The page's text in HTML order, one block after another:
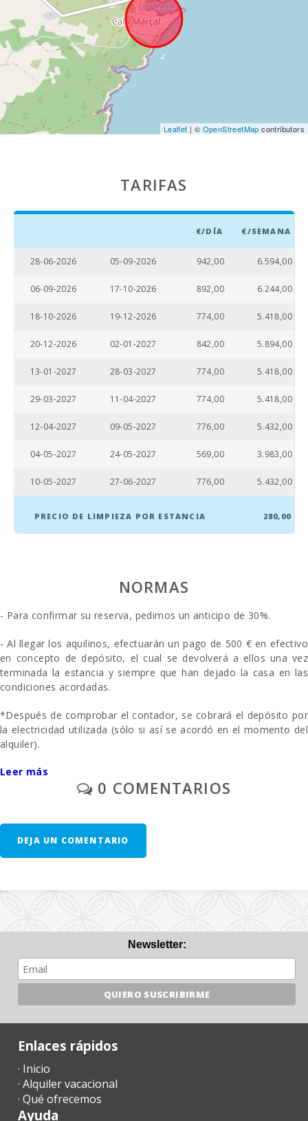
Leaflet | © OpenStreetMap contributors
TARIFAS
€/DÍA €/SEMANA
28-06-2026 05-09-2026 942,00 6.594,00
06-09-2026 17-10-2026 892,00 6.244,00
18-10-2026 19-12-2026 774,00 5.418,00
20-12-2026 02-01-2027 842,00 5.894,00
13-01-2027 28-03-2027 774,00 5.418,00
29-03-2027 11-04-2027 774,00 5.418,00
12-04-2027 09-05-2027 776,00 5.432,00
04-05-2027 24-05-2027 569,00 3.983,00
10-05-2027 27-06-2027 776,00 5.432,00
PRECIO DE LIMPIEZA POR ESTANCIA 280,00
NORMAS
- Para confirmar su reserva, pedimos un anticipo de 30%.
- Al llegar los aquilinos, efectuarán un pago de 500 € en efectivo
en concepto de depósito, el cual se devolverá a ellos una vez
terminada la estancia y siempre que han dejado la casa en las
condiciones acordadas.
*Después de comprobar el contador, se cobrará el depósito por
la electricidad utilizada (sólo si así se acordó en el momento del
alquiler).
- Aparcamiento al aire libre/ garage: / sin reservar
- Tercera unidad de cuna - 10 € por día
- Servicio Spa + Sauna: 120€/dia
- Calefacción invierno: 30€/dia
NOTAS ADICIONALES:
- Unos dias antes de su llegada, deben ponerse en contacto con
la agencia de recepción para comunicar su horario de llegada (nº
vuelo / barco en su caso) y organizar la recogida de llaves.
- Una vez llegado al destino, por favor contáctenos por teléfono
Leer más
0 COMENTARIOS
DEJA UN COMENTARIO
Newsletter:
Enlaces rápidos
· Inicio
· Alquiler vacacional
· Qué ofrecemos
Ayuda